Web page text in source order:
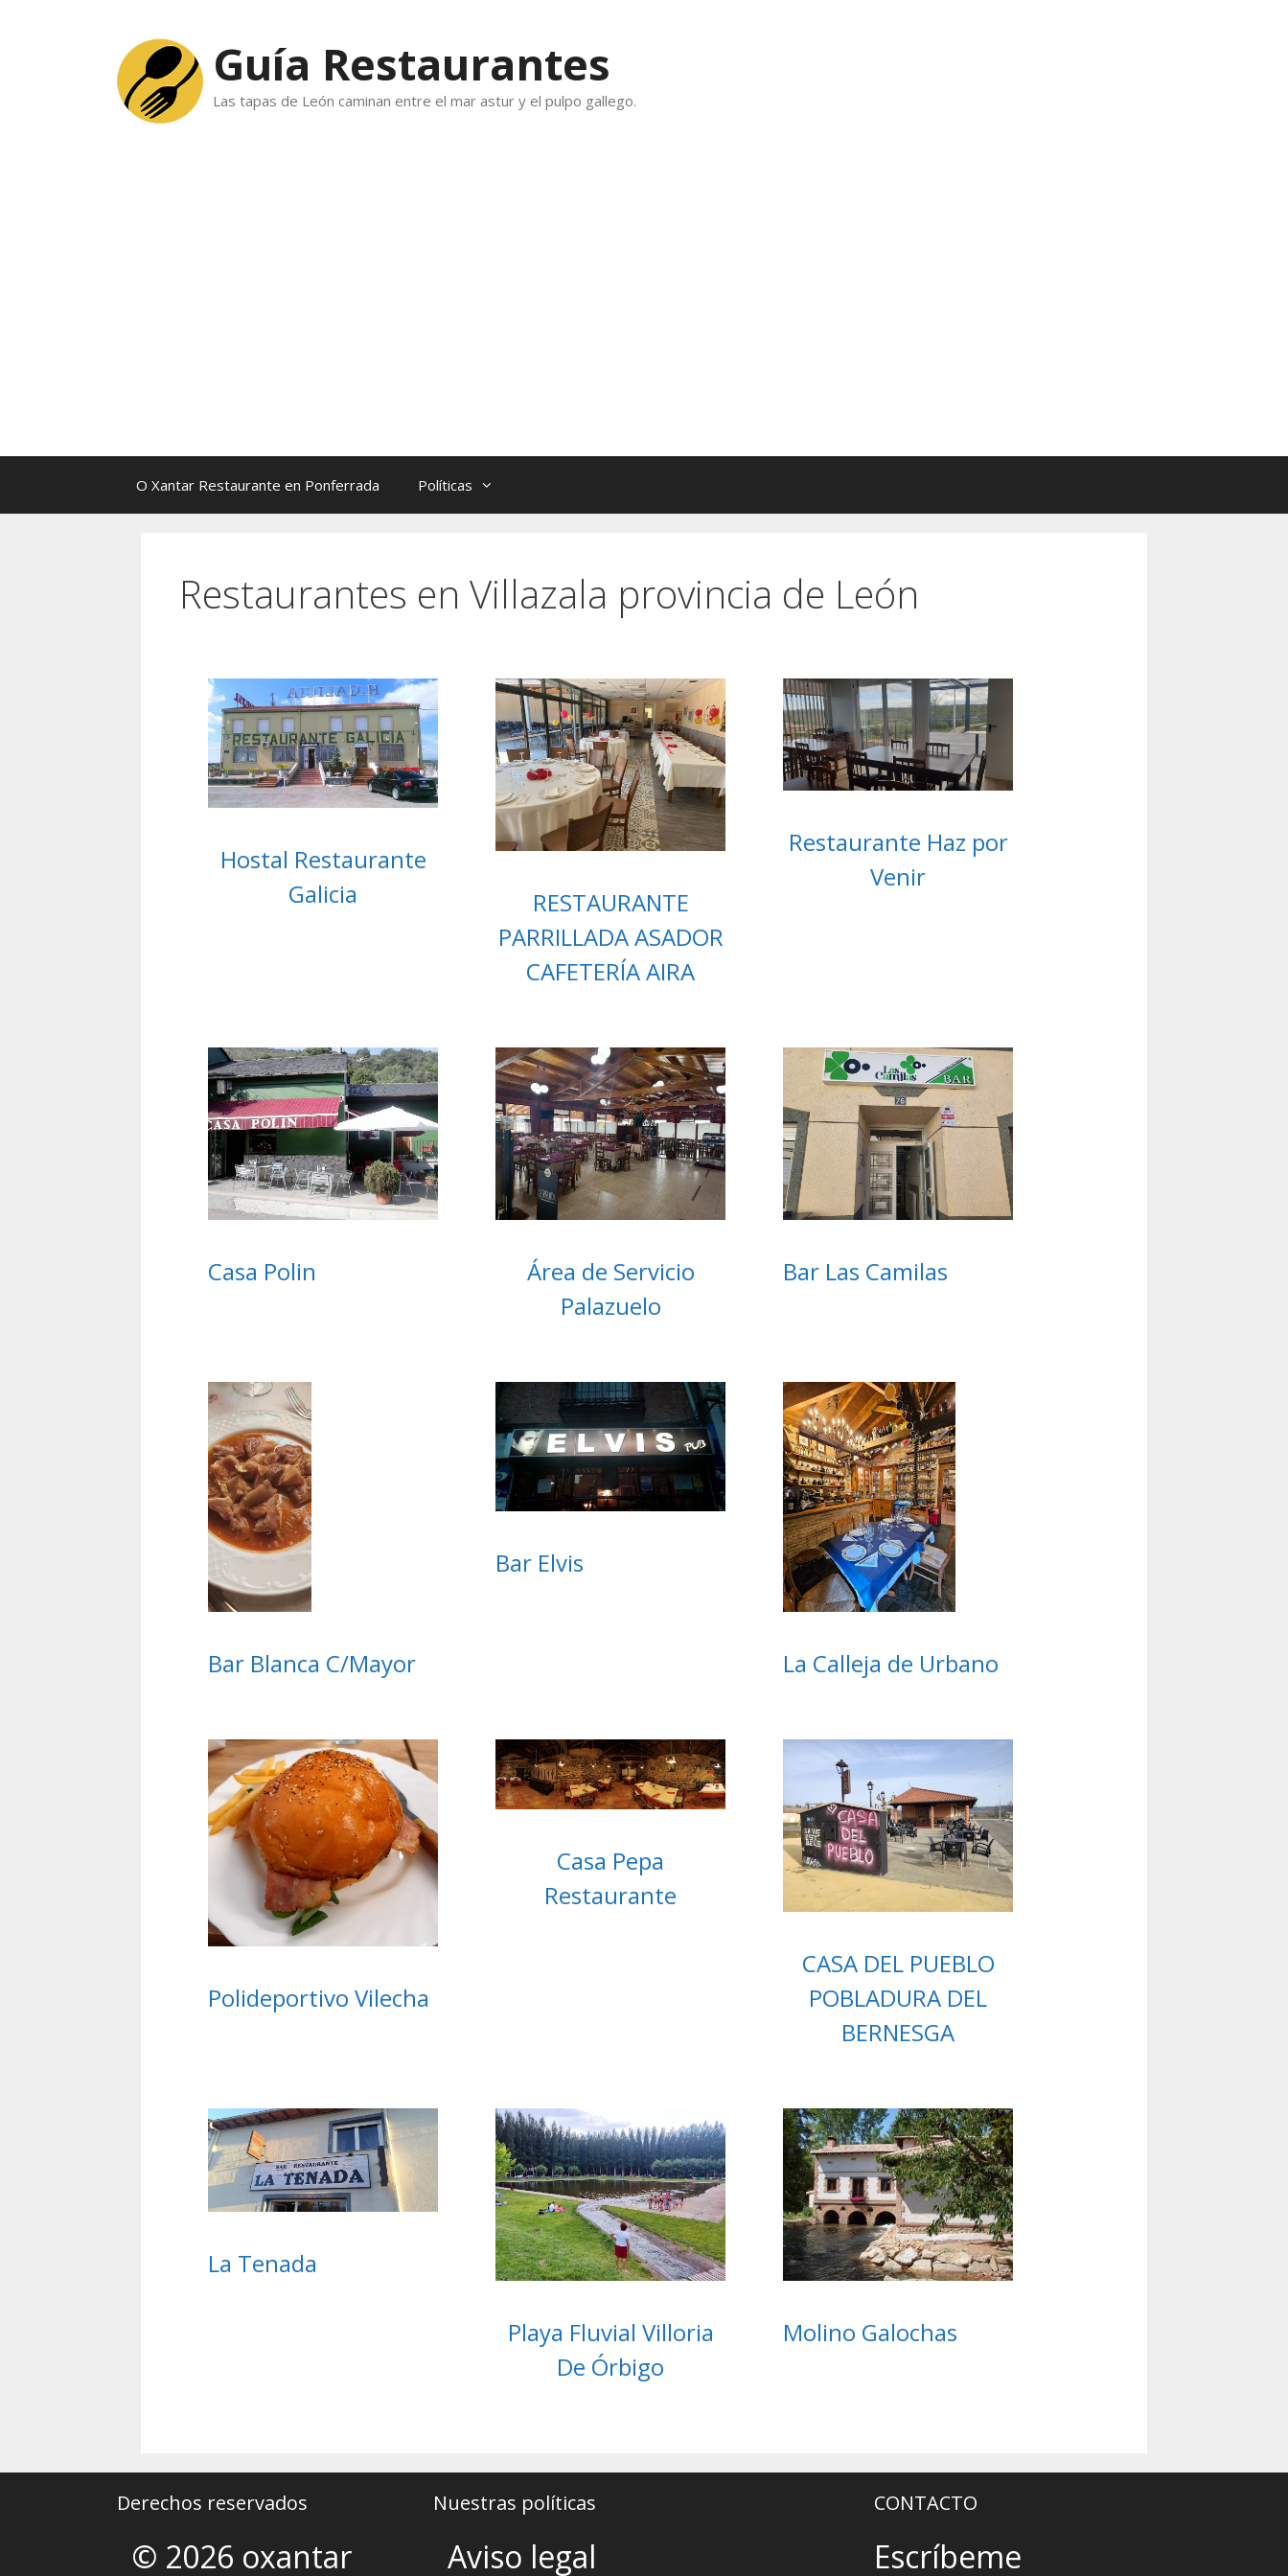
Guía Restaurantes
Las tapas de León caminan entre el mar astur y el pulpo gallego.
O Xantar Restaurante en Ponferrada Políticas
Restaurantes en Villazala provincia de León
Hostal Restaurante
Galicia
RESTAURANTE
PARRILLADA ASADOR
CAFETERÍA AIRA
Restaurante Haz por
Venir
Casa Polin
Área de Servicio
Palazuelo
Bar Las Camilas
Bar Blanca C/Mayor
Bar Elvis
La Calleja de Urbano
Polideportivo Vilecha
Casa Pepa
Restaurante
CASA DEL PUEBLO
POBLADURA DEL
BERNESGA
La Tenada
Playa Fluvial Villoria
De Órbigo
Molino Galochas
Derechos reservados
© 2026 oxantar
Nuestras políticas
Aviso legal
CONTACTO
Escríbeme